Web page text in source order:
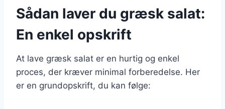
Sådan laver du græsk salat:
En enkel opskrift
At lave græsk salat er en hurtig og enkel
proces, der kræver minimal forberedelse. Her
er en grundopskrift, du kan følge: